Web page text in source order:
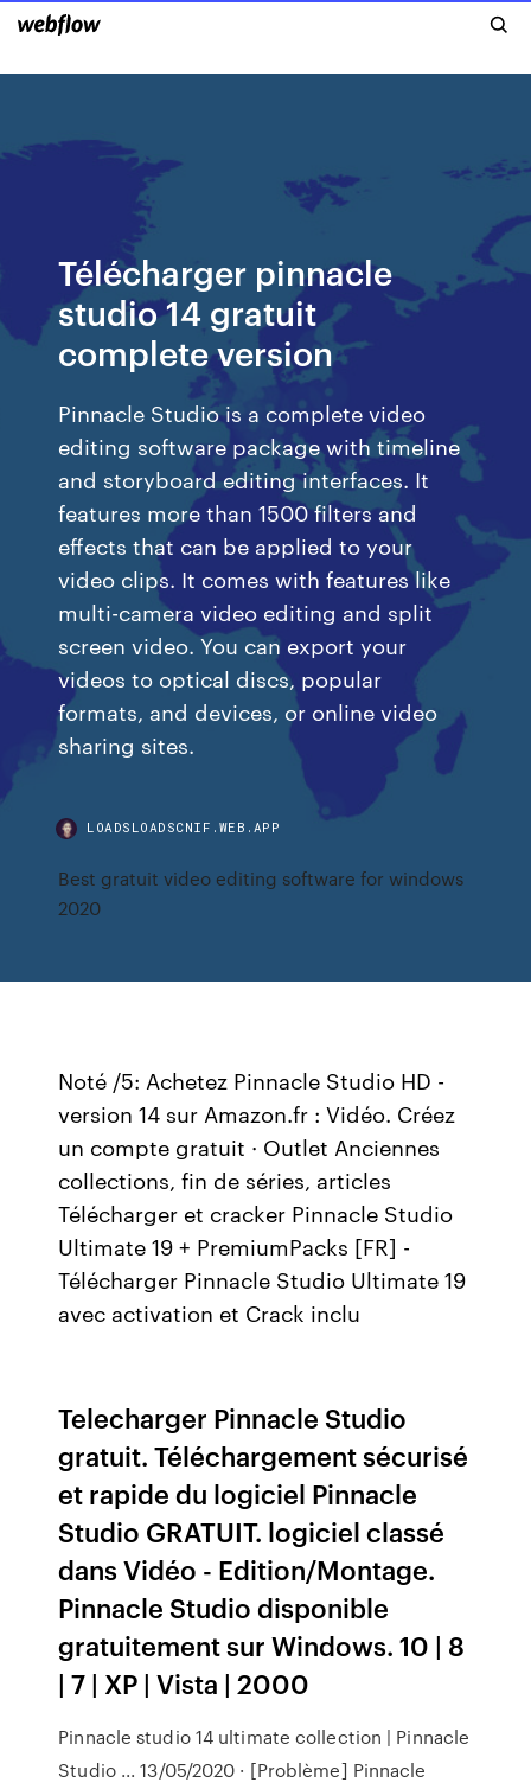
Télécharger pinnacle
studio 14 gratuit
complete version
Pinnacle Studio is a complete video
editing software package with timeline
and storyboard editing interfaces. It
features more than 1500 filters and
effects that can be applied to your
video clips. It comes with features like
multi-camera video editing and split
screen video. You can export your
videos to optical discs, popular
formats, and devices, or online video
sharing sites.
LOADSLOADSCNIF.WEB.APP
Best gratuit video editing software for windows
2020
Noté /5: Achetez Pinnacle Studio HD -
version 14 sur Amazon.fr : Vidéo. Créez
un compte gratuit · Outlet Anciennes
collections, fin de séries, articles
Télécharger et cracker Pinnacle Studio
Ultimate 19 + PremiumPacks [FR] -
Télécharger Pinnacle Studio Ultimate 19
avec activation et Crack inclu
Telecharger Pinnacle Studio
gratuit. Téléchargement sécurisé
et rapide du logiciel Pinnacle
Studio GRATUIT. logiciel classé
dans Vidéo - Edition/Montage.
Pinnacle Studio disponible
gratuitement sur Windows. 10 | 8
| 7 | XP | Vista | 2000
Pinnacle studio 14 ultimate collection | Pinnacle
Studio ... 13/05/2020 · [Problème] Pinnacle